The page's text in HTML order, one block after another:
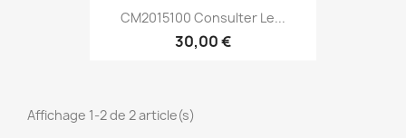
CM2015100 Consulter Le...
30,00 €
Affichage 1-2 de 2 article(s)